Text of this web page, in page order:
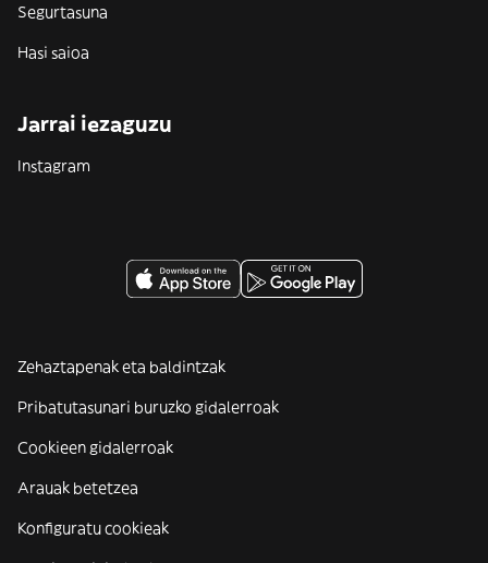
Segurtasuna
Hasi saioa
Jarrai iezaguzu
Instagram
Zehaztapenak eta baldintzak
Pribatutasunari buruzko gidalerroak
Cookieen gidalerroak
Arauak betetzea
Konfiguratu cookieak